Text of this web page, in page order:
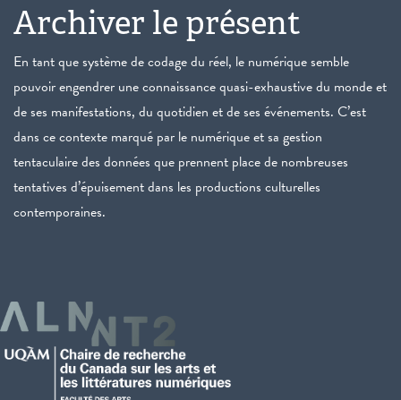
Archiver le présent
En tant que système de codage du réel, le numérique semble
pouvoir engendrer une connaissance quasi-exhaustive du monde et
de ses manifestations, du quotidien et de ses événements. C’est
dans ce contexte marqué par le numérique et sa gestion
tentaculaire des données que prennent place de nombreuses
tentatives d’épuisement dans les productions culturelles
contemporaines.